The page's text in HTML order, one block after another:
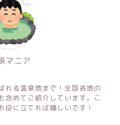
マニア
れる温泉地まで！全国各地の
含めてご紹介しています。こ
役に立てれば嬉しいです！